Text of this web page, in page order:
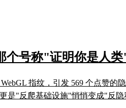
个号称"证明你是人
指纹，引发 569 个点赞
是"反爬基础设施"悄悄变成"反隐